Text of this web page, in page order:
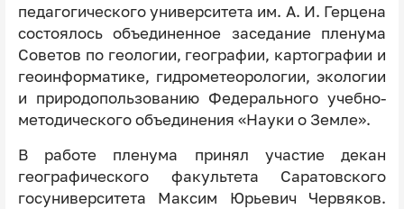
педагогического университета им. А. И. Герцена
состоялось объединенное заседание пленума
Советов по геологии, географии, картографии и
геоинформатике, гидрометеорологии, экологии
и природопользованию Федерального учебно-
методического объединения «Науки о Земле».
В работе пленума принял участие декан
географического факультета Саратовского
госуниверситета Максим Юрьевич Червяков.